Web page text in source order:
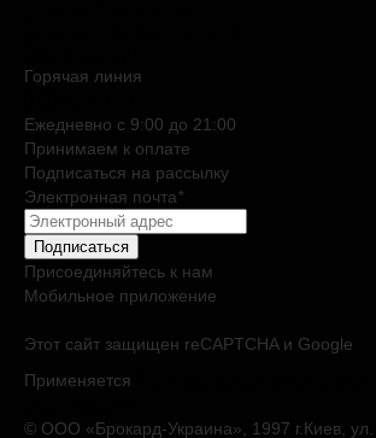
Горячая линия
Ежедневно c 9:00 до 21:00
Принимаем к оплате
Подписаться на рассылку
Электронная почта*
Подписаться
Присоединяйтесь к нам
Мобильное приложение
Этот сайт защищен reCAPTCHA и Google
Применяется
© ООО «Брокард-Украина», 1997 г.Киев, ул.